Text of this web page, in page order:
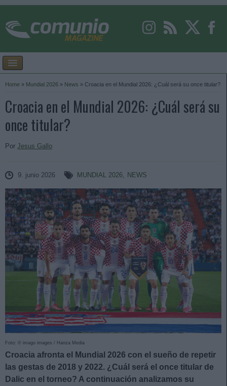
Home » Mundial 2026 » News » Croacia en el Mundial 2026: ¿Cuál será su once titular?
Croacia en el Mundial 2026: ¿Cuál será su
once titular?
Por Jesus Gallo
9. junio 2026 MUNDIAL 2026, NEWS
Foto: © imago images / Hanza Media
Croacia afronta el Mundial 2026 con el sueño de repetir
las gestas de 2018 y 2022. ¿Cuál será el once titular de
Dalic en el torneo? A continuación analizamos su